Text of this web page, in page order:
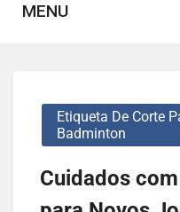
MENU
Etiqueta De Corte
Badminton
Cuidados